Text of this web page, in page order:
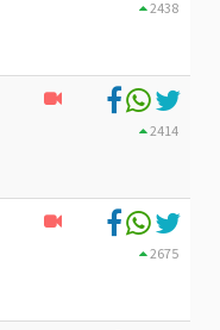
2438
2414
2675